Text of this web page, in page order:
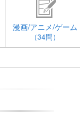
漫画/アニメ/ゲーム
（34問）